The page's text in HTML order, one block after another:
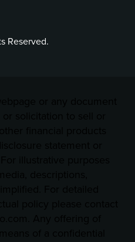
Reserved.